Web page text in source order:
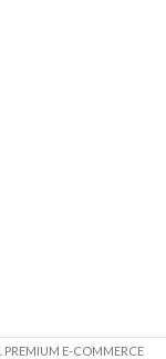
. PREMIUM E-COMMERCE